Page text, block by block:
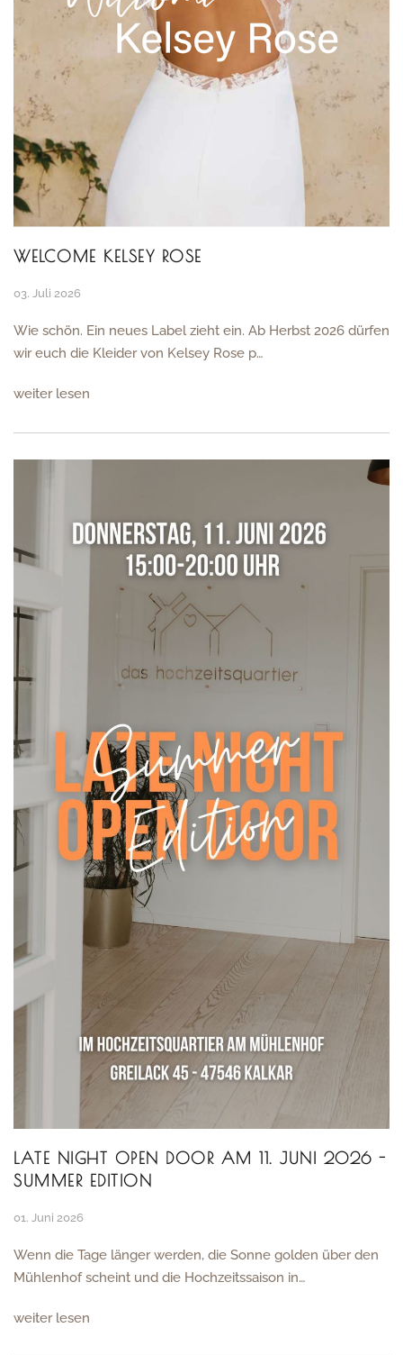
WELCOME KELSEY ROSE
03. Juli 2026
Wie schön. Ein neues Label zieht ein. Ab Herbst 2026 dürfen
wir euch die Kleider von Kelsey Rose p…
weiter lesen
LATE NIGHT OPEN DOOR AM 11. JUNI 2026 -
SUMMER EDITION
01. Juni 2026
Wenn die Tage länger werden, die Sonne golden über den
Mühlenhof scheint und die Hochzeitssaison in…
weiter lesen